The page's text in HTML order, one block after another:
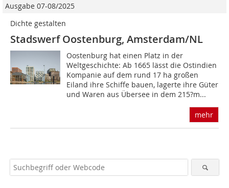
Ausgabe 07-08/2025
Dichte gestalten
Stadswerf Oostenburg, Amsterdam/NL
Oostenburg hat einen Platz in der
Weltgeschichte: Ab 1665 lässt die Ostindien
Kompanie auf dem rund 17 ha großen
Eiland ihre Schiffe bauen, lagerte ihre Güter
und Waren aus Übersee in dem 215?m...
mehr